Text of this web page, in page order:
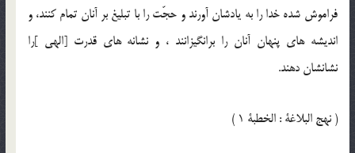
فراموش شده خدا را به يادشان آورند و حجّت را با تبليغ بر آنان تمام كنند، و
انديشه هاى پنهان آنان را برانگيزانند ، و نشانه هاى قدرت [الهى ]را
نشانشان دهند.
( نهج البلاغة : الخطبة 1 )